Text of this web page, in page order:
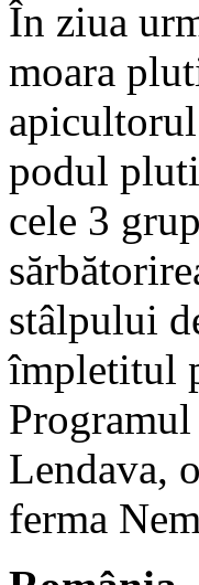
În ziua
moara
podul
cele 3
stâlpului
împletitul
Lendava,
ferma